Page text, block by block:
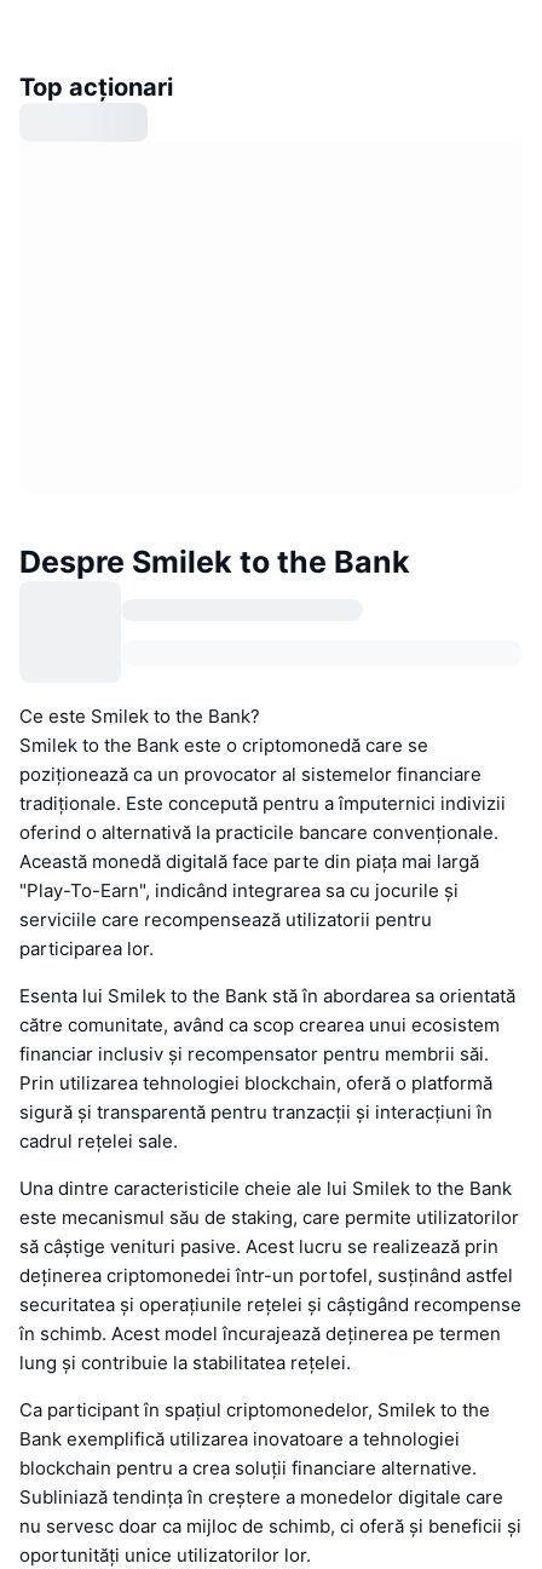
Top acționari
Despre Smilek to the Bank
Ce este Smilek to the Bank?
Smilek to the Bank este o criptomonedă care se
poziționează ca un provocator al sistemelor financiare
tradiționale. Este concepută pentru a împuternici indivizii
oferind o alternativă la practicile bancare convenționale.
Această monedă digitală face parte din piața mai largă
"Play-To-Earn", indicând integrarea sa cu jocurile și
serviciile care recompensează utilizatorii pentru
participarea lor.
Esenta lui Smilek to the Bank stă în abordarea sa orientată
către comunitate, având ca scop crearea unui ecosistem
financiar inclusiv și recompensator pentru membrii săi.
Prin utilizarea tehnologiei blockchain, oferă o platformă
sigură și transparentă pentru tranzacții și interacțiuni în
cadrul rețelei sale.
Una dintre caracteristicile cheie ale lui Smilek to the Bank
este mecanismul său de staking, care permite utilizatorilor
să câștige venituri pasive. Acest lucru se realizează prin
deținerea criptomonedei într-un portofel, susținând astfel
securitatea și operațiunile rețelei și câștigând recompense
în schimb. Acest model încurajează deținerea pe termen
lung și contribuie la stabilitatea rețelei.
Ca participant în spațiul criptomonedelor, Smilek to the
Bank exemplifică utilizarea inovatoare a tehnologiei
blockchain pentru a crea soluții financiare alternative.
Subliniază tendința în creștere a monedelor digitale care
nu servesc doar ca mijloc de schimb, ci oferă și beneficii și
oportunități unice utilizatorilor lor.